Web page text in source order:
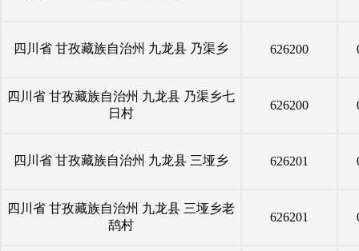
四川省 甘孜藏族自治州 九龙县 乃渠乡 626200
四川省 甘孜藏族自治州 九龙县 乃渠乡七
日村
626200
四川省 甘孜藏族自治州 九龙县 三垭乡 626201
四川省 甘孜藏族自治州 九龙县 三垭乡老
鸹村
626201